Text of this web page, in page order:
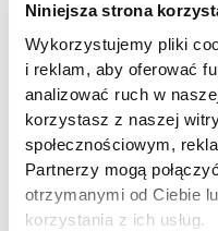
Niniejsza strona
Wykorzystujemy pliki
i reklam, aby oferować
analizować ruch w
korzystasz z naszej
społecznościowym,
Partnerzy mogą
otrzymanymi od Ciebie
korzystania z ich usług.
kompetencji oraz
kompetencjami jest
Co znajdziesz w
przez kompetencje?
kompetencje to
Read More »